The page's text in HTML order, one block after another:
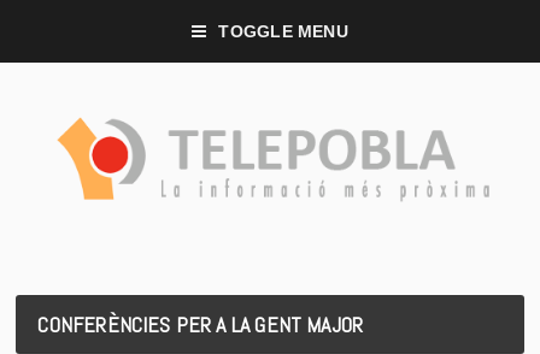
TOGGLE MENU
CONFERÈNCIES PER A LA GENT MAJOR